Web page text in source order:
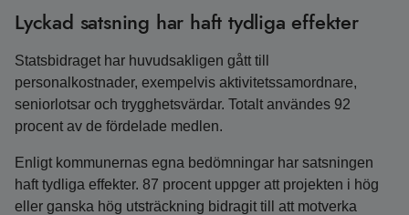
Lyckad satsning har haft tydliga effekter
Statsbidraget har huvudsakligen gått till
personalkostnader, exempelvis aktivitetssamordnare,
seniorlotsar och trygghetsvärdar. Totalt användes 92
procent av de fördelade medlen.
Enligt kommunernas egna bedömningar har satsningen
haft tydliga effekter. 87 procent uppger att projekten i hög
eller ganska hög utsträckning bidragit till att motverka